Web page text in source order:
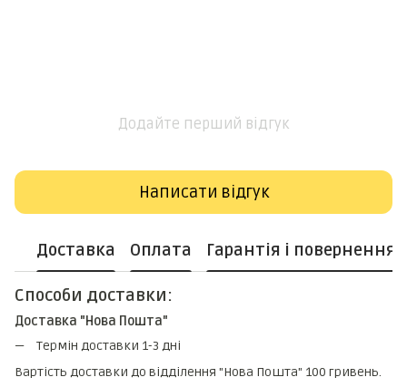
Додайте перший відгук
Написати відгук
Доставка Оплата Гарантія і повернення
Способи доставки:
Доставка "Нова Пошта"
Термін доставки 1-3 дні
Вартість доставки до відділення "Нова Пошта" 100 гривень.